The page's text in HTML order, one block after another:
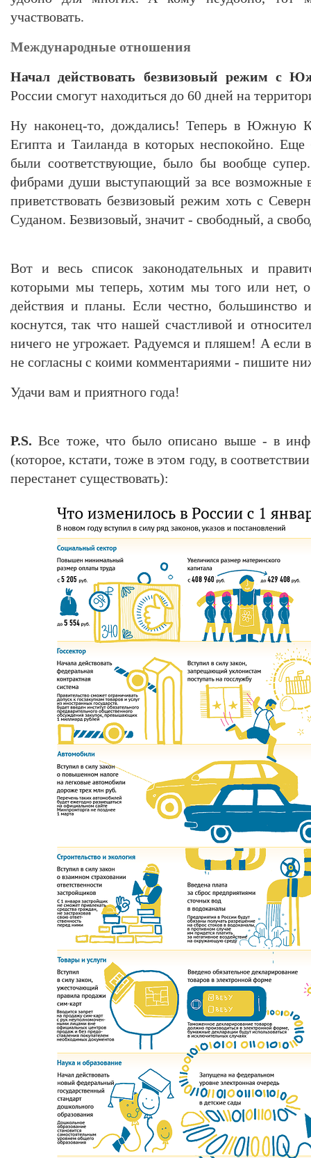
участвовать.
Международные отношения
Начал действовать безвизовый режим с
России смогут находиться до 60 дней на
Ну наконец-то, дождались! Теперь в Южную
Египта и Таиланда в которых неспокойно.
были соответствующие, было бы вообще
фибрами души выступающий за все возможные
приветствовать безвизовый режим хоть с
Суданом. Безвизовый, значит - свободный, а
Вот и весь список законодательных и
которыми мы теперь, хотим мы того или нет,
действия и планы. Если честно, большинство
коснутся, так что нашей счастливой и
ничего не угрожает. Радуемся и пляшем! А если
не согласны с коими комментариями - пишите
Удачи вам и приятного года!
P.S.Все тоже, что было описано выше - в
(которое, кстати, тоже в этом году, в
перестанет существовать):